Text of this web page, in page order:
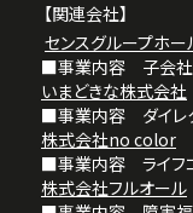
2025.02.01
かなりイケてる
【こみかる転職エ
た。
みなさん相談して
【関連会社】
センスグループホ
■事業内容 子会社
いまどきな株式会社
■事業内容 ダイレ
株式会社no color
■事業内容 ライフ
株式会社フルオール